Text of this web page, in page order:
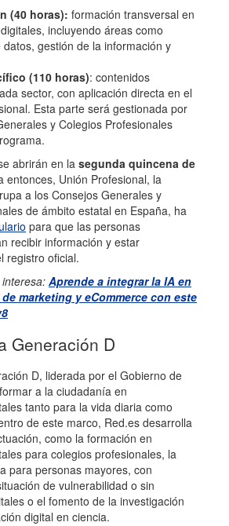
(40 horas): formación transversal en
incluyendo áreas como
gestión de la información y
(110 horas): contenidos
sector, con aplicación directa en el
Esta parte será gestionada por
y Colegios Profesionales
abrirán en la segunda quincena de
entonces, Unión Profesional, la
a los Consejos Generales y
de ámbito estatal en España, ha
para que las personas
recibir información y estar
registro oficial.
Aprende a integrar la IA en
marketing y eCommerce con este
Generación D
D, liderada por el Gobierno de
a la ciudadanía en
tanto para la vida diaria como
de este marco, Red.es desarrolla
como la formación en
para colegios profesionales, la
para personas mayores, con
de vulnerabilidad o sin
o el fomento de la investigación
digital en ciencia.